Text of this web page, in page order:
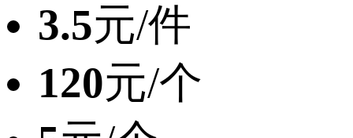
3.5元/件
120元/个